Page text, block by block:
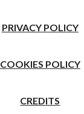
PRIVACY POLICY
COOKIES POLICY
CREDITS